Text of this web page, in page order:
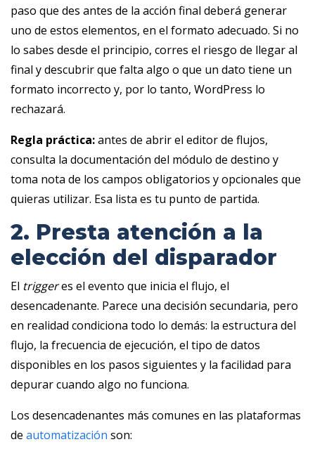
paso que des antes de la acción final deberá generar
uno de estos elementos, en el formato adecuado. Si no
lo sabes desde el principio, corres el riesgo de llegar al
final y descubrir que falta algo o que un dato tiene un
formato incorrecto y, por lo tanto, WordPress lo
rechazará.
Regla práctica:antes de abrir el editor de flujos,
consulta la documentación del módulo de destino y
toma nota de los campos obligatorios y opcionales que
quieras utilizar. Esa lista es tu punto de partida.
2. Presta atención a la
elección del disparador
El triggeres el evento que inicia el flujo, el
desencadenante. Parece una decisión secundaria, pero
en realidad condiciona todo lo demás: la estructura del
flujo, la frecuencia de ejecución, el tipo de datos
disponibles en los pasos siguientes y la facilidad para
depurar cuando algo no funciona.
Los desencadenantes más comunes en las plataformas
de automatización son: